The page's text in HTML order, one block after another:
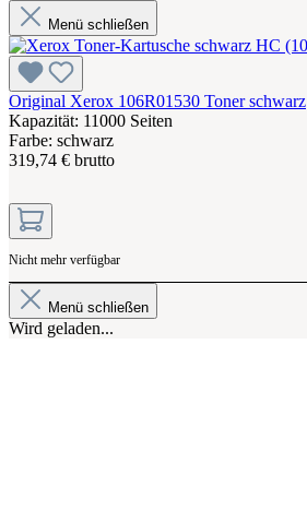
Menü schließen
Original Xerox 106R01530 Toner schwarz
Kapazität: 11000 Seiten
Farbe: schwarz
319,74 € brutto
Nicht mehr verfügbar
Menü schließen
Wird geladen...